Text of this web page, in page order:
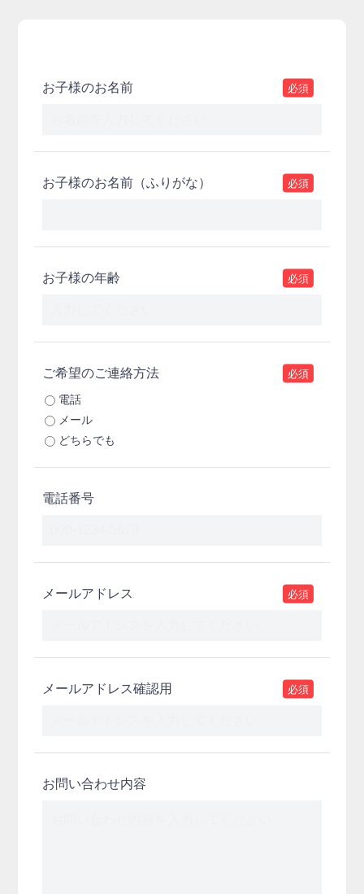
お子様のお名前 必須
お子様のお名前（ふりがな） 必須
お子様の年齢 必須
ご希望のご連絡方法 必須
電話
メール
どちらでも
電話番号
メールアドレス 必須
メールアドレス確認用 必須
お問い合わせ内容